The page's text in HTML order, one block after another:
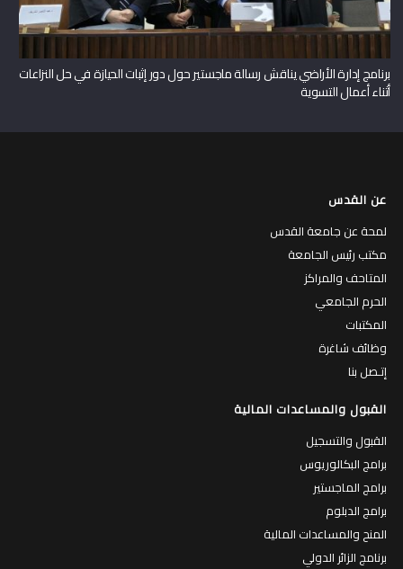
برنامج إدارة الأراضي يناقش رسالة ماجستير حول دور إثبات الحيازة في حل النزاعات
أثناء أعمال التسوية
عن القدس
لمحة عن جامعة القدس
مكتب رئيس الجامعة
المتاحف والمراكز
الحرم الجامعي
المكتبات
وظائف شاغرة
إتـصل بنا
القبول والمساعدات المالية
القبول والتسجيل
برامج البكالوريوس
برامج الماجستير
برامج الدبلوم
المنح والمساعدات المالية
برنامج الزائر الدولي